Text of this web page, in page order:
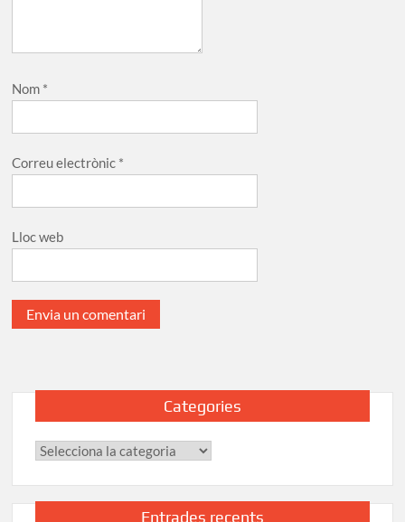
Nom *
Correu electrònic *
Lloc web
Categories
Categories
Entrades recents